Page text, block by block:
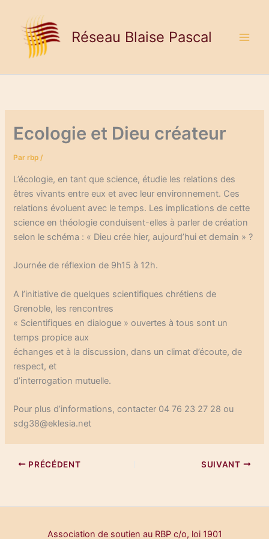
contenu
Réseau Blaise Pascal
Ecologie et Dieu créateur
Parrbp/
L’écologie, en tant que science, étudie les relations des
êtres vivants entre eux et avec leur environnement. Ces
relations évoluent avec le temps. Les implications de cette
science en théologie conduisent-elles à parler de création
selon le schéma : « Dieu crée hier, aujourd’hui et demain » ?
Journée de réflexion de 9h15 à 12h.
A l’initiative de quelques scientifiques chrétiens de
Grenoble, les rencontres
« Scientifiques en dialogue » ouvertes à tous sont un
temps propice aux
échanges et à la discussion, dans un climat d’écoute, de
respect, et
d’interrogation mutuelle.
Pour plus d’informations, contacter 04 76 23 27 28 ou
sdg38@eklesia.net
PRÉCÉDENT SUIVANT
Association de soutien au RBP c/o, loi 1901